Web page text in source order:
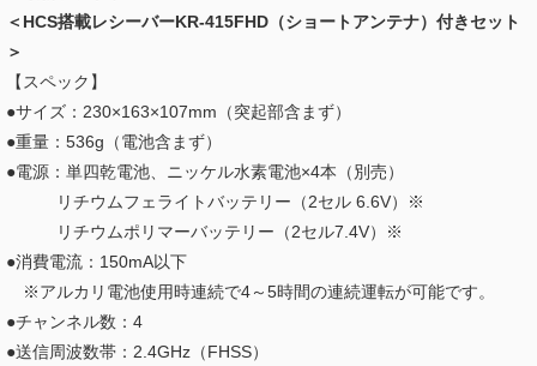
＜HCS搭載レシーバーKR-415FHD（ショートアンテナ）付きセット
＞
【スペック】
●サイズ：230×163×107mm（突起部含まず）
●重量：536g（電池含まず）
●電源：単四乾電池、ニッケル水素電池×4本（別売）
リチウムフェライトバッテリー（2セル 6.6V）※
リチウムポリマーバッテリー（2セル7.4V）※
●消費電流：150mA以下
※アルカリ電池使用時連続で4～5時間の連続運転が可能です。
●チャンネル数：4
●送信周波数帯：2.4GHz（FHSS）